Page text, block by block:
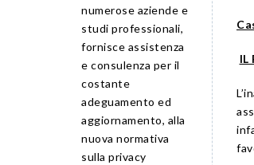
numerose aziende e
studi professionali,
fornisce assistenza
e consulenza per il
costante
adeguamento ed
aggiornamento, alla
nuova normativa
sulla privacy
IL